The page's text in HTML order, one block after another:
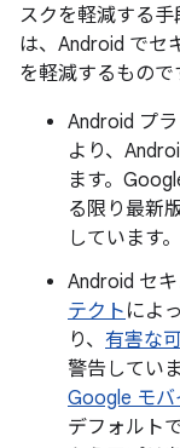
スクを軽減する
は、Android でセ
を軽減するもので
Android プ
より、
ます。
る限り最新
しています。
Android セキ
テクト によ
り、 有害な
警告してい
Google モ
デフォルト